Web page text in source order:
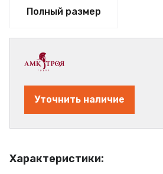
Полный размер
Характеристики:
Уточнить наличие